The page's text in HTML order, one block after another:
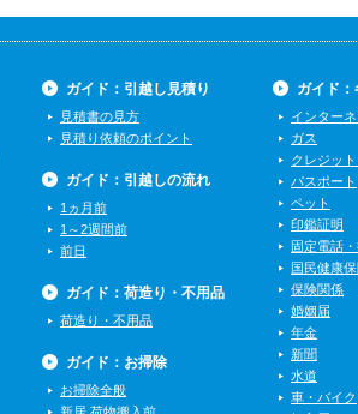
ガイド：引越し見積り
見積書の見方
見積り依頼のポイント
ガイド：引越しの流れ
1ヵ月前
1～2週間前
前日
ガイド：荷造り・不用品
荷造り・不用品
ガイド：お掃除
お掃除全般
ガイド
インター
ガス
クレジッ
パスポート
ペット
印鑑証明
固定電話
国民健康
保険関係
婚姻届
年金
新聞
水道
車・バイク